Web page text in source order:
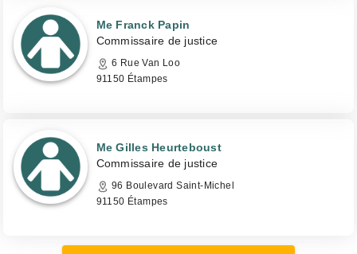
Me Franck Papin
Commissaire de justice
6 Rue Van Loo
91150 Étampes
Me Gilles Heurteboust
Commissaire de justice
96 Boulevard Saint-Michel
91150 Étampes